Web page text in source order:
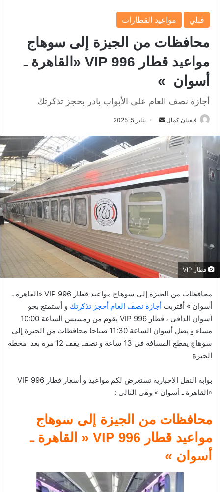
قبلي مواعيد القطارات
محافظات من الجيزة إلى سوهاج
مواعيد قطار 996 VIP «القاهرة ـ
أسوان »
أجازة نصف العام على الأبواب بادر بحجز تذكرتك
فيفيان كمال
س
ل
ب
ر
ي
د
إ
ل
ك
ت
ر
ن
ي
ا
يناير 5, 2025
قطار-VIP
محافظات من الجيزة إلى سوهاج مواعيد قطار 996 VIP «القاهرة ـ
أسوان » أقتربت أجازة نصف العام أحجز تذكرتك و أستمتع بجو
أسوان الدافئ ، قطار 996 VIP يقوم من رمسيس الساعة 10:00
مساء و يصل أسوان الساعة 11:30 صباحا محافظات من الجيزة إلى
سوهاج يقطع المسافة فى 13 ساعة و نصف يقف 12 مرة بعد محطة
الجيزة
بوابة النقل الإخبارية تستعرض لكم مواعيد و أسعار قطار 996 VIP
«القاهرة ـ أسوان » وهى التالى :
محافظات من الجيزة إلى سوهاج
مواعيد قطار 996 VIP « القاهرة ـ
أسوان »